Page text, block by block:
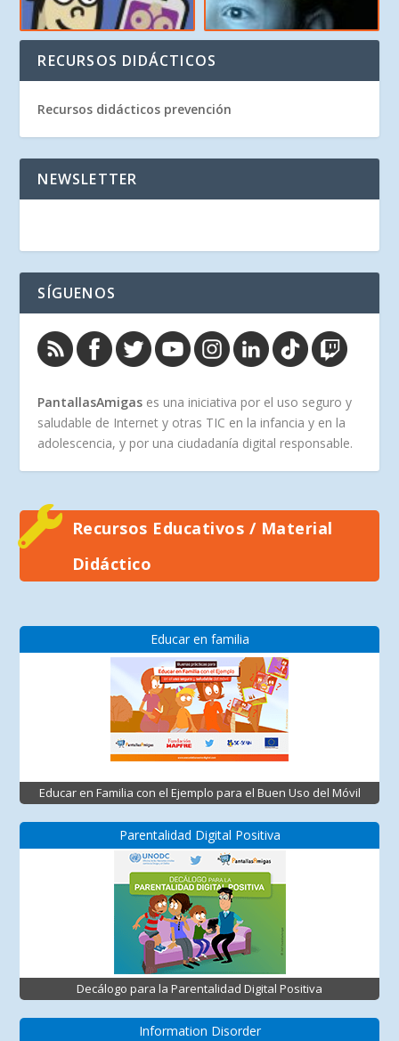
RECURSOS DIDÁCTICOS
Recursos didácticos prevención
NEWSLETTER
SÍGUENOS
PantallasAmigas es una iniciativa por el uso seguro y
saludable de Internet y otras TIC en la infancia y en la
adolescencia, y por una ciudadanía digital responsable.
Recursos Educativos / Material
Didáctico
Educar en familia
Educar en Familia con el Ejemplo para el Buen Uso del Móvil
Parentalidad Digital Positiva
Decálogo para la Parentalidad Digital Positiva
Information Disorder